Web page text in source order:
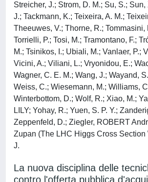
Streicher, J.; Strom, D. M.; Su, S.; Sun,
J.; Tackmann, K.; Teixeira, A. M.;
Theeuwes, V.; Thorne, R.; Tommasini,
Torrielli, P.; Tosi, M.; Tramontano, F.;
M.; Tsinikos, I.; Ubiali, M.; Vanlaer, P.;
Vicini, A.; Viliani, L.; Vryonidou, E.;
Wagner, C. E. M.; Wang, J.; Wayand,
Weiss, C.; Wiesemann, M.; Williams,
Winterbottom, D.; Wolf, R.; Xiao, M.;
LILY; Yohay, R.; Yuen, S. P. Y.;
Zeppenfeld, D.; Ziegler, ROBERT
Zupan (The LHC Higgs Cross Section
J.
La nuova disciplina delle
contro l'offerta pubblica